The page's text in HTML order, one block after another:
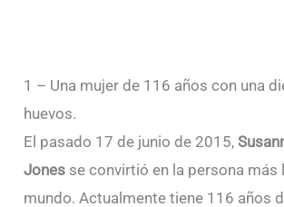
1 – Una mujer de 116 años con una
huevos.
El pasado 17 de junio de 2015,
Jones se convirtió en la persona más
mundo. Actualmente tiene 116 años